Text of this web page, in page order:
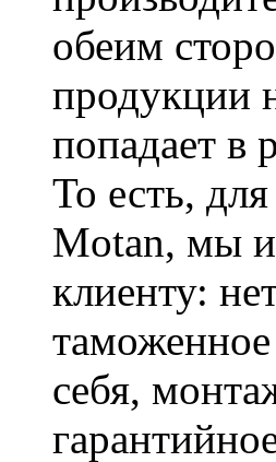
обеим
продукции
попадает в
То есть,
Motan, мы
клиенту:
себя,